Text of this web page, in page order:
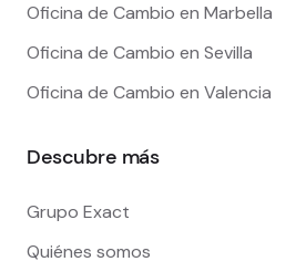
Oficina de Cambio en Marbella
Oficina de Cambio en Sevilla
Oficina de Cambio en Valencia
Descubre más
Grupo Exact
Quiénes somos